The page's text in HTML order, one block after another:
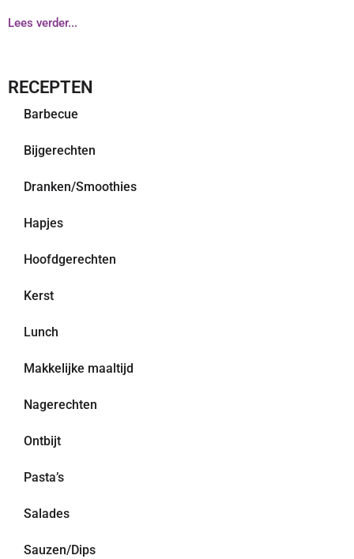
Lees verder...
RECEPTEN
Barbecue
Bijgerechten
Dranken/Smoothies
Hapjes
Hoofdgerechten
Kerst
Lunch
Makkelijke maaltijd
Nagerechten
Ontbijt
Pasta’s
Salades
Sauzen/Dips